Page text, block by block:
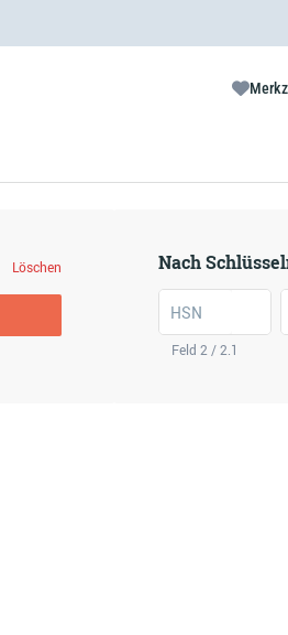
Löschen
Nach
HSN
Feld 2 / 2.1